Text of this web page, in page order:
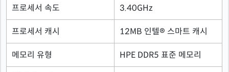
프로세서 속도 3.40GHz
프로세서 캐시 12MB 인텔® 스마트 캐시
메모리 유형 HPE DDR5 표준 메모리